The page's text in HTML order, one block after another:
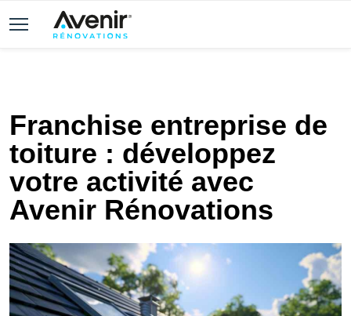
Franchise entreprise de
toiture : développez
votre activité avec
Avenir Rénovations